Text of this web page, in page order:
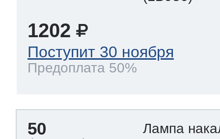
1202
Поступит 30 ноября
Предоплата 50%
50 Лампа